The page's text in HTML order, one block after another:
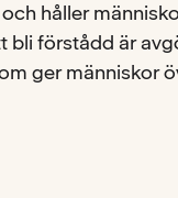
håller
bli förstådd är
ger människor